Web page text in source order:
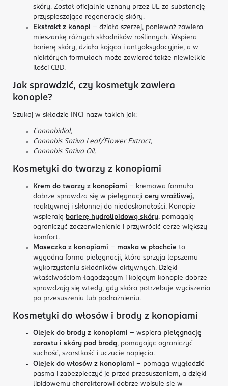
skóry. Został oficjalnie uznany przez UE za substancję
przyspieszająca regenerację skóry.
Ekstrakt z konopi – działa szerzej, ponieważ zawiera
mieszankę różnych składników roślinnych. Wspiera
barierę skóry, działa kojąco i antyoksydacyjnie, a w
niektórych formułach może zawierać także niewielkie
ilości CBD.
Jak sprawdzić, czy kosmetyk zawiera
konopie?
Szukaj w składzie INCI nazw takich jak:
Cannabidiol,
Cannabis Sativa Leaf/Flower Extract,
Cannabis Sativa Oil.
Kosmetyki do twarzy z konopiami
Krem do twarzy z konopiami – kremowa formuła
dobrze sprawdza się w pielęgnacji cery wrażliwej,
reaktywnej i skłonnej do niedoskonałości. Konopie
wspierają barierę hydrolipidową skóry, pomagają
ograniczyć zaczerwienienie i przywrócić cerze większy
komfort.
Maseczka z konopiami – maska w płachcie to
wygodna forma pielęgnacji, która sprzyja lepszemu
wykorzystaniu składników aktywnych. Dzięki
właściwościom łagodzącym i kojącym konopie dobrze
sprawdzają się wtedy, gdy skóra potrzebuje wyciszenia
po przesuszeniu lub podrażnieniu.
Kosmetyki do włosów i brody z konopiami
Olejek do brody z konopiami – wspiera pielęgnację
zarostu i skóry pod brodą, pomagając ograniczyć
suchość, szorstkość i uczucie napięcia.
Olejek do włosów z konopiami – pomaga wygładzić
pasma i zabezpieczyć je przed przesuszeniem, a dzięki
lipidowemu charakterowi dobrze wpisuje się w